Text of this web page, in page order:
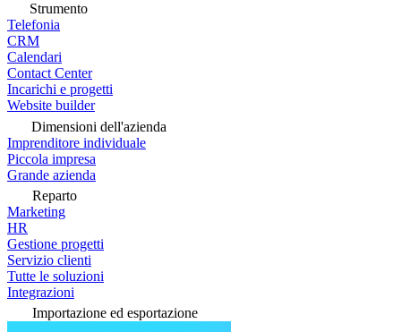
Strumento
Telefonia
CRM
Calendari
Contact Center
Incarichi e progetti
Website builder
Dimensioni dell'azienda
Imprenditore individuale
Piccola impresa
Grande azienda
Reparto
Marketing
HR
Gestione progetti
Servizio clienti
Tutte le soluzioni
Integrazioni
Importazione ed esportazione